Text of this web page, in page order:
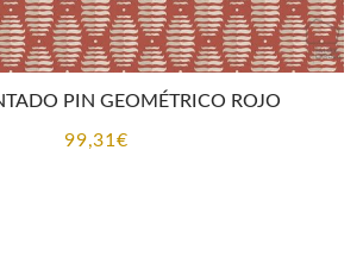
PIN GEOMÉTRICO ROJO
99,31€